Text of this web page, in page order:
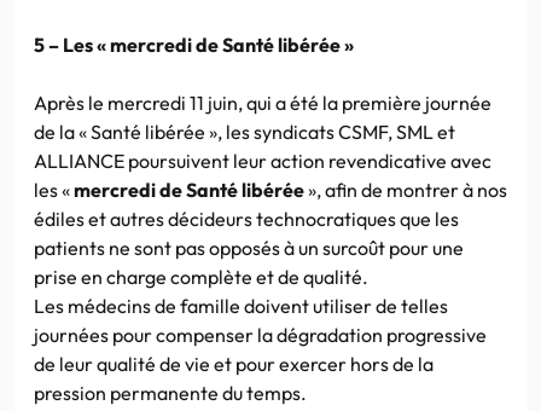
5 – Les « mercredi de Santé libérée »
Après le mercredi 11 juin, qui a été la première journée
de la « Santé libérée », les syndicats CSMF, SML et
ALLIANCE poursuivent leur action revendicative avec
les «mercredi de Santé libérée», afin de montrer à nos
édiles et autres décideurs technocratiques que les
patients ne sont pas opposés à un surcoût pour une
prise en charge complète et de qualité.
Les médecins de famille doivent utiliser de telles
journées pour compenser la dégradation progressive
de leur qualité de vie et pour exercer hors de la
pression permanente du temps.